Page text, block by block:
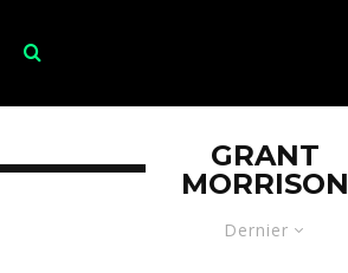
Dernier
GRANT
MORRISON